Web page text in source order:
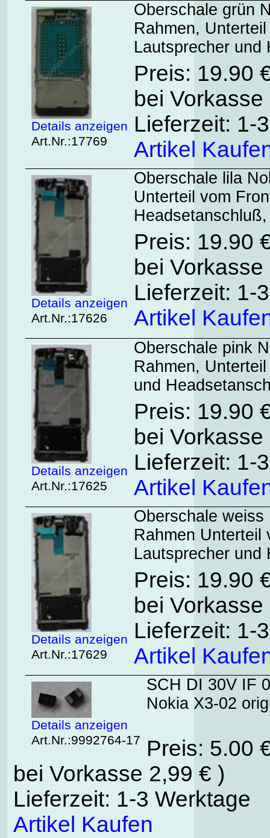
Details anzeigen
Art.Nr.:17769
Oberschale grün
Rahmen,
Lautsprecher und
Preis: 19.90
bei
Lieferzeit: 1-
Artikel
Details anzeigen
Art.Nr.:17626
Oberschale lila
Unterteil vom
Preis: 19.90
bei
Lieferzeit: 1-
Artikel
Details anzeigen
Art.Nr.:17625
Oberschale pink
Rahmen,
und
Preis: 19.90
bei
Lieferzeit: 1-
Artikel
Details anzeigen
Art.Nr.:17629
Oberschale
Rahmen Unterteil
Lautsprecher und
Preis: 19.90
bei
Lieferzeit: 1-
Artikel
Details anzeigen
Art.Nr.:9992764-17
SCH DI 30V IF
Nokia X3-02
Preis: 5.00
bei Vorkasse 2,99 € )
Lieferzeit: 1-3 Werktage
Artikel Kaufen